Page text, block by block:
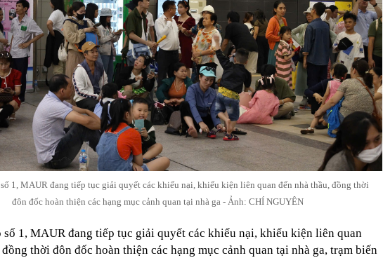
1, MAUR đang tiếp tục giải quyết các khiếu nại, khiếu kiện liên quan đến nhà thầu, đồng thời
đôn đốc hoàn thiện các hạng mục cảnh quan tại nhà ga - Ảnh: CHÍ NGUYÊN
1, MAUR đang tiếp tục giải quyết các khiếu nại, khiếu kiện liên quan
thời đôn đốc hoàn thiện các hạng mục cảnh quan tại nhà ga, trạm biến